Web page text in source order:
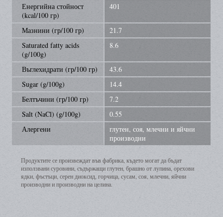
Енергийна стойност
(kcal/100 гр)
401
Мазнини (гр/100 гр)
21.7
Saturated fatty acids
(g/100g)
8.6
Въглехидрати (гр/100 гр)
43.6
Sugar (g/100g)
14.4
Белтъчини (гр/100 гр)
7.2
Salt (NaCl) (g/100g)
0.55
Алергени
глутен, соя, млечни и яйчни
производни
Продуктите се произвеждат във фабрика, където могат да бъдат
използвани суровини, съдържащи глутен, брашно от лупина, орехови
ядки, фъстъци, серен диоксид, горчица, сусам, соя, млечни, яйчни
производни и производни на целина.